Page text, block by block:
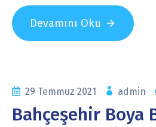
Devamını Oku
29 Temmuz 2021 admin
Bahçeşehir Boya